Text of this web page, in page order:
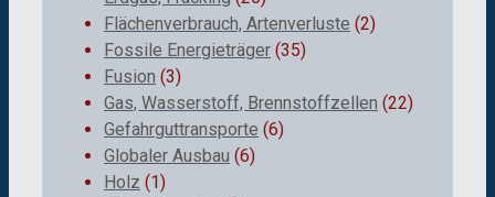
Flächenverbrauch, Artenverluste (2)
Fossile Energieträger (35)
Fusion (3)
Gas, Wasserstoff, Brennstoffzellen (22)
Gefahrguttransporte (6)
Globaler Ausbau (6)
Holz (1)